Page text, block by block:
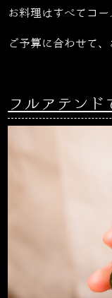
お料理はすべてコ
ご予算に合わせて
フルアテンド